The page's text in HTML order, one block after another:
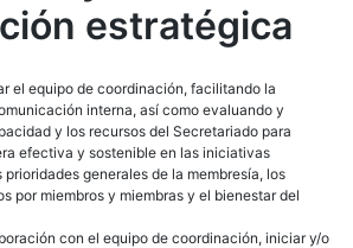
estratégica
el equipo de coordinación, facilitando la
interna, así como evaluando y
y los recursos del Secretariado para
efectiva y sostenible en las iniciativas
generales de la membresía, los
por miembros y miembras y el bienestar del
con el equipo de coordinación, iniciar y/o